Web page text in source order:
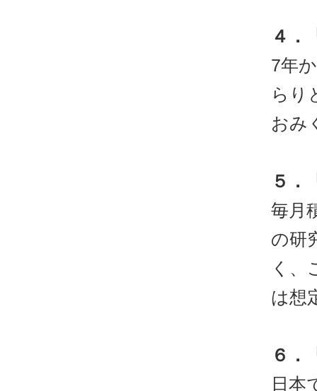
４．
7年
らり
おみ
５
毎月
の研
く、
は想
６
日本